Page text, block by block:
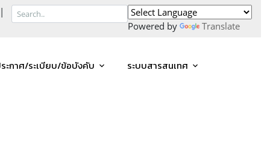
Powered by
Translate
ะกาศ/ระเบียบ/ข้อบังคับ ระบบสารสนเทศ